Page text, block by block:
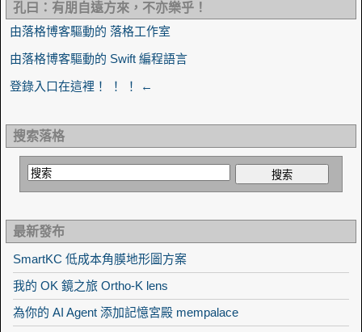
孔曰：有朋自遠方來，不亦樂乎！
由落格博客驅動的 落格工作室
由落格博客驅動的 Swift 編程語言
登錄入口在這裡！ ！ ！ ←
搜索落格
最新發布
SmartKC 低成本角膜地形圖方案
我的 OK 鏡之旅 Ortho-K lens
為你的 AI Agent 添加記憶宮殿 mempalace